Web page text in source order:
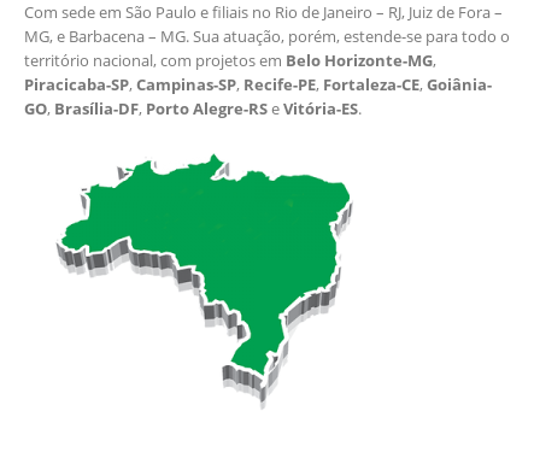
Com sede em São Paulo e filiais no Rio de Janeiro – RJ, Juiz de Fora –
MG, e Barbacena – MG. Sua atuação, porém, estende-se para todo o
território nacional, com projetos em Belo Horizonte-MG,
Piracicaba-SP,Campinas-SP, Recife-PE, Fortaleza-CE,Goiânia-
GO, Brasília-DF, Porto Alegre-RSeVitória-ES.